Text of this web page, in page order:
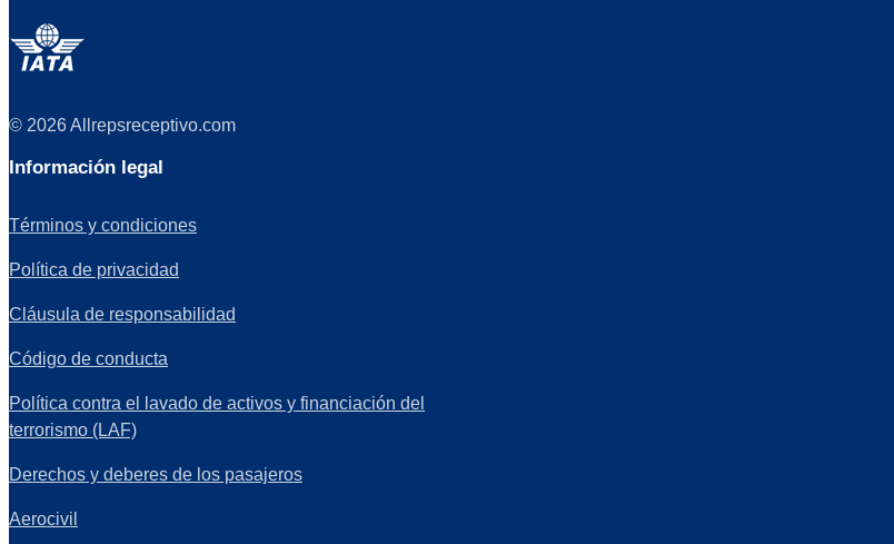
© 2026 Allrepsreceptivo.com
Información legal
Términos y condiciones
Política de privacidad
Cláusula de responsabilidad
Código de conducta
Política contra el lavado de activos y financiación del
terrorismo (LAF)
Derechos y deberes de los pasajeros
Aerocivil